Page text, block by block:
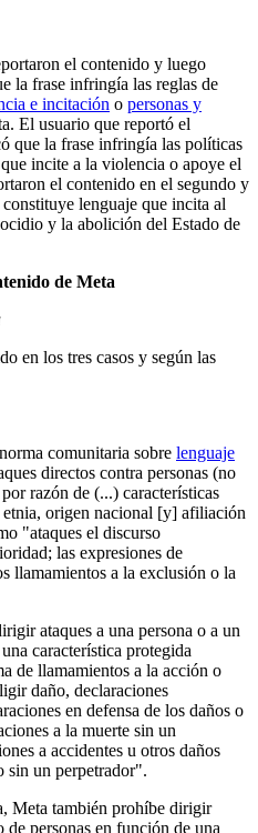
el contenido y luego
la frase infringía las reglas de
e incitación o personas y
El usuario que reportó el
que la frase infringía las políticas
incite a la violencia o apoye el
el contenido en el segundo y
lenguaje que incita al
y la abolición del Estado de
de Meta
en los tres casos y según las
comunitaria sobre lenguaje
directos contra personas (no
razón de (...) características
origen nacional [y] afiliación
"ataques el discurso
las expresiones de
llamamientos a la exclusión o la
ataques a una persona o a un
característica protegida
de llamamientos a la acción o
daño, declaraciones
en defensa de los daños o
a la muerte sin un
a accidentes u otros daños
sin un perpetrador".
Meta también prohíbe dirigir
de personas en función de una